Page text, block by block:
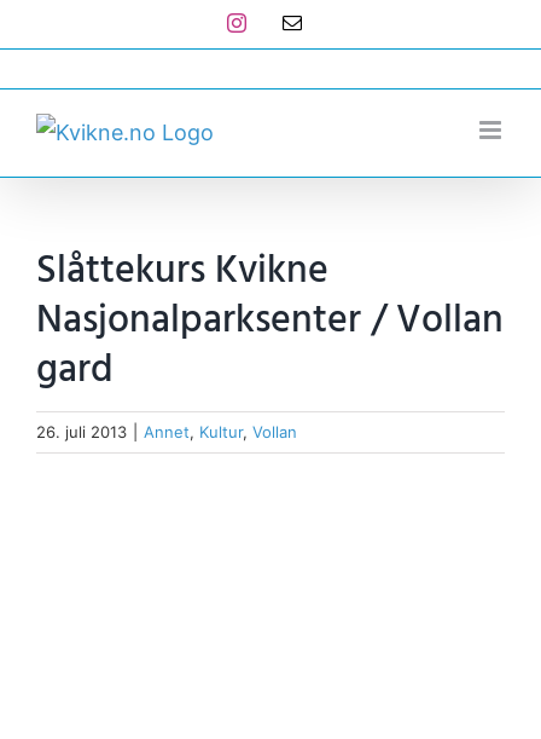
to
content
Instagram
E-
Slåttekurs Kvikne
Nasjonalparksenter / Vollan
gard
26. juli 2013 Annet, Kultur, Vollan